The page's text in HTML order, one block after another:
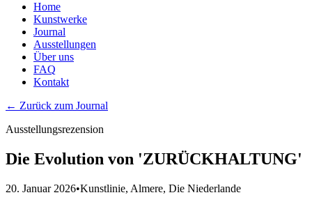
Home
Kunstwerke
Journal
Ausstellungen
Über uns
FAQ
Kontakt
← Zurück zum Journal
Ausstellungsrezension
Die Evolution von 'ZURÜCKHALTUNG'
20. Januar 2026•Kunstlinie, Almere, Die Niederlande